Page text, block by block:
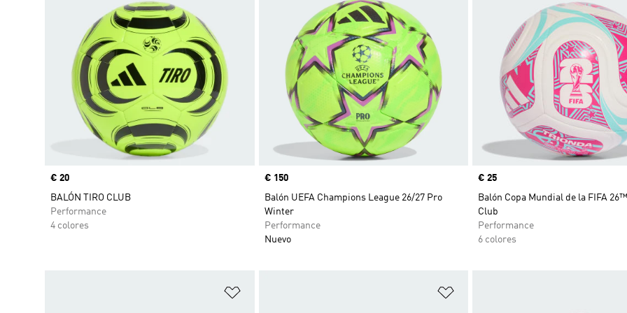
Precio
€ 20
BALÓN TIRO CLUB
Performance
4 colores
Precio
€ 150
Balón UEFA Champions League 26/27 Pro
Winter
Performance
Nuevo
Precio
€ 25
Balón Copa Mundial de la FIFA
Club
Performance
6 colores